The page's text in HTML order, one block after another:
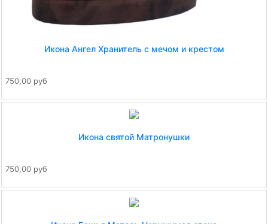
Икона Ангел Хранитель с мечом и крестом
750,00 руб
Икона святой Матронушки
750,00 руб